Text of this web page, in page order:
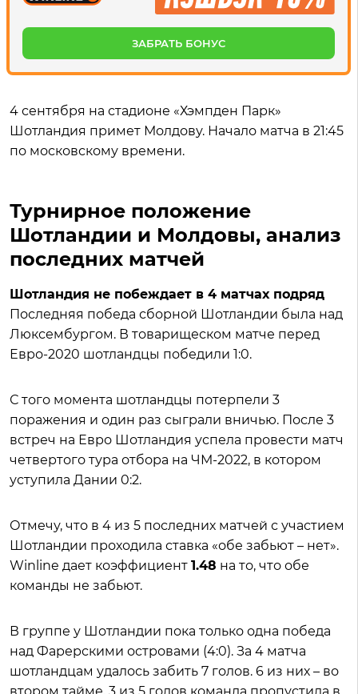
ЗАБРАТЬ БОНУС
4 сентября на стадионе «Хэмпден Парк»
Шотландия примет Молдову. Начало матча в 21:45
по московскому времени.
Турнирное положение
Шотландии и Молдовы, анализ
последних матчей
Шотландия не побеждает в 4 матчах подряд
Последняя победа сборной Шотландии была над
Люксембургом. В товарищеском матче перед
Евро-2020 шотландцы победили 1:0.
С того момента шотландцы потерпели 3
поражения и один раз сыграли вничью. После 3
встреч на Евро Шотландия успела провести матч
четвертого тура отбора на ЧМ-2022, в котором
уступила Дании 0:2.
Отмечу, что в 4 из 5 последних матчей с участием
Шотландии проходила ставка «обе забьют – нет».
Winline дает коэффициент 1.48 на то, что обе
команды не забьют.
В группе у Шотландии пока только одна победа
над Фарерскими островами (4:0). За 4 матча
шотландцам удалось забить 7 голов. 6 из них – во